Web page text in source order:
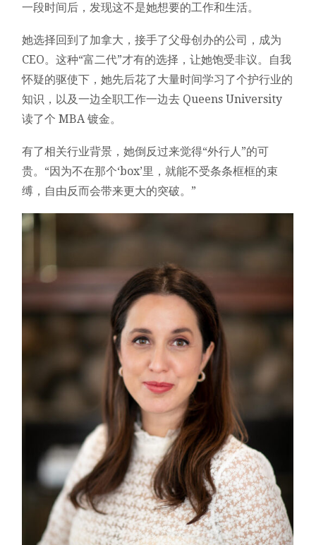
一段时间后，发现这不是她想要的工作和生活。
她选择回到了加拿大，接手了父母创办的公司，成为
CEO。这种“富二代”才有的选择，让她饱受非议。自我
怀疑的驱使下，她先后花了大量时间学习了个护行业的
知识，以及一边全职工作一边去 Queens University
读了个 MBA 镀金。
有了相关行业背景，她倒反过来觉得“外行人”的可
贵。“因为不在那个‘box’里，就能不受条条框框的束
缚，自由反而会带来更大的突破。”